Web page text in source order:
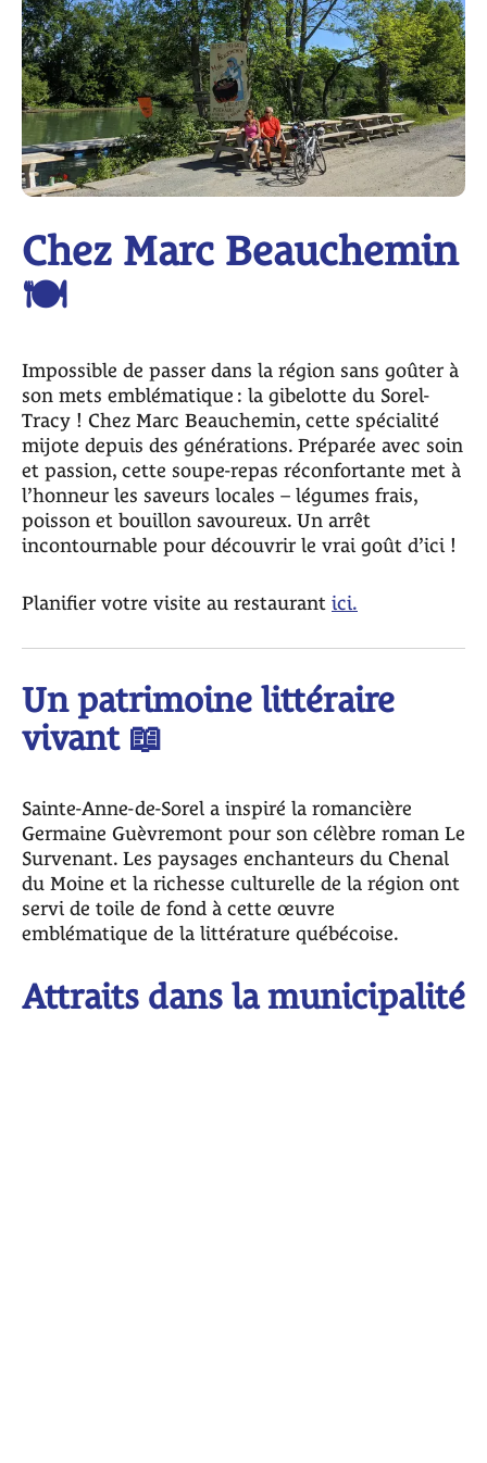
Chez Marc Beauchemin
🍽️
Impossible de passer dans la région sans goûter à
son mets emblématique : la gibelotte du Sorel-
Tracy ! Chez Marc Beauchemin, cette spécialité
mijote depuis des générations. Préparée avec soin
et passion, cette soupe-repas réconfortante met à
l’honneur les saveurs locales – légumes frais,
poisson et bouillon savoureux. Un arrêt
incontournable pour découvrir le vrai goût d’ici !
Planifier votre visite au restaurant ici.
Un patrimoine littéraire
vivant 📖
Sainte-Anne-de-Sorel a inspiré la romancière
Germaine Guèvremont pour son célèbre roman Le
Survenant. Les paysages enchanteurs du Chenal
du Moine et la richesse culturelle de la région ont
servi de toile de fond à cette œuvre
emblématique de la littérature québécoise.
Attraits dans la municipalité